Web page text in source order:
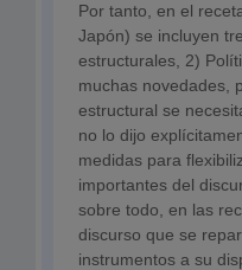
Por tanto, en el
Japón) se incluyen
estructurales, 2)
muchas novedades,
estructural se
no lo dijo
medidas para
importantes del
sobre todo, en las
discurso que se
instrumentos a su